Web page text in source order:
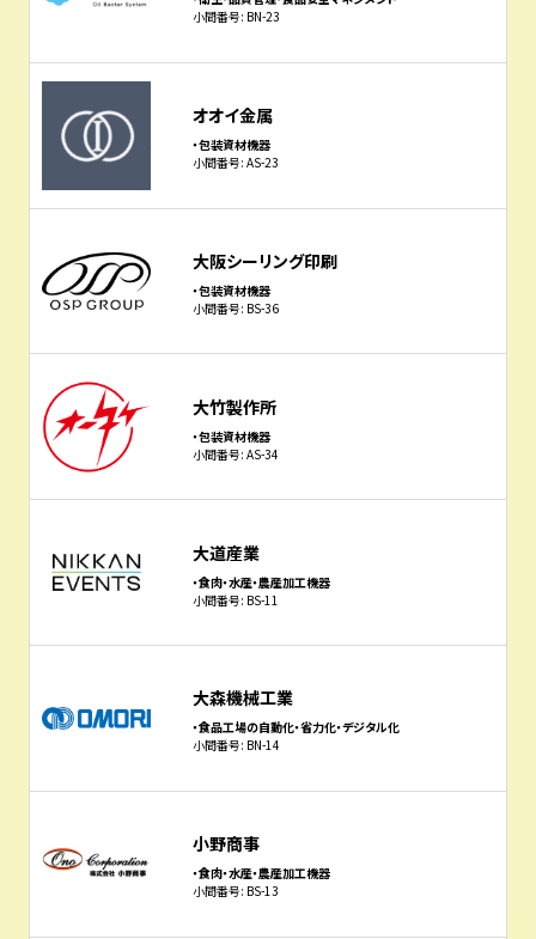
小間番号: BN-23
オオイ金属
・包装資材機器
小間番号: AS-23
大阪シーリング印刷
・包装資材機器
小間番号: BS-36
大竹製作所
・包装資材機器
小間番号: AS-34
大道産業
・食肉・水産・農産加工機器
小間番号: BS-11
大森機械工業
・食品工場の自動化・省力化・デジタル化
小間番号: BN-14
小野商事
・食肉・水産・農産加工機器
小間番号: BS-13